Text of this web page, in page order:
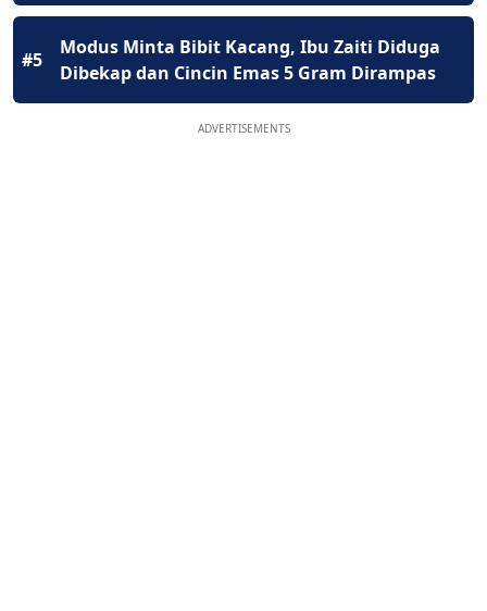
#5
Modus Minta Bibit Kacang, Ibu Zaiti Diduga
Dibekap dan Cincin Emas 5 Gram Dirampas
ADVERTISEMENTS